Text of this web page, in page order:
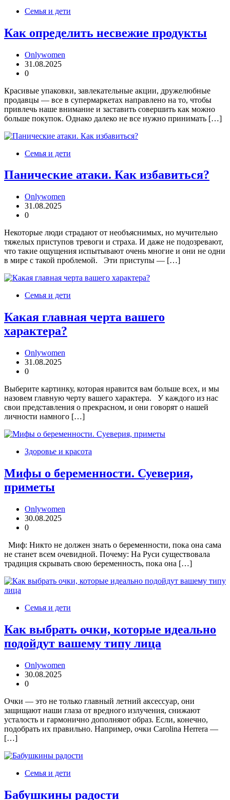
Семья и дети
Как определить несвежие продукты
Onlywomen
31.08.2025
0
Красивые упаковки, завлекательные акции, дружелюбные
продавцы — все в супермаркетах направлено на то, чтобы
привлечь наше внимание и заставить совершить как можно
больше покупок. Однако далеко не все нужно принимать […]
Семья и дети
Панические атаки. Как избавиться?
Onlywomen
31.08.2025
0
Некоторые люди страдают от необъяснимых, но мучительно
тяжелых приступов тревоги и страха. И даже не подозревают,
что такие ощущения испытывают очень многие и они не одни
в мире с такой проблемой. Эти приступы — […]
Семья и дети
Какая главная черта вашего
характера?
Onlywomen
31.08.2025
0
Выберите картинку, которая нравится вам больше всех, и мы
назовем главную черту вашего характера. У каждого из нас
свои представления о прекрасном, и они говорят о нашей
личности намного […]
Здоровье и красота
Мифы о беременности. Суеверия,
приметы
Onlywomen
30.08.2025
0
Миф: Никто не должен знать о беременности, пока она сама
не станет всем очевидной. Почему: На Руси существовала
традиция скрывать свою беременность, пока она […]
Семья и дети
Как выбрать очки, которые идеально
подойдут вашему типу лица
Onlywomen
30.08.2025
0
Очки — это не только главный летний аксессуар, они
защищают наши глаза от вредного излучения, снижают
усталость и гармонично дополняют образ. Если, конечно,
подобрать их правильно. Например, очки Carolina Herrera —
[…]
Семья и дети
Бабушкины радости